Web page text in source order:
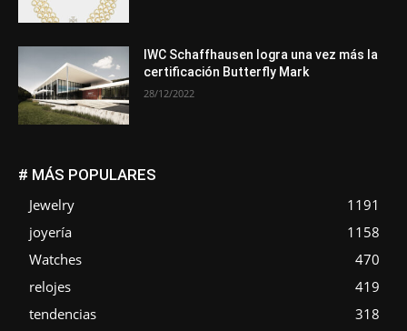
IWC Schaffhausen logra una vez más la
certificación Butterfly Mark
28/12/2022
# MÁS POPULARES
Jewelry
1191
joyería
1158
Watches
470
relojes
419
tendencias
318